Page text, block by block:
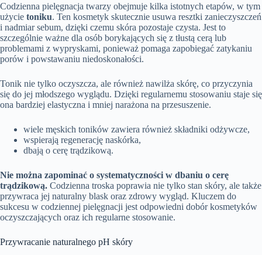
Codzienna pielęgnacja twarzy obejmuje kilka istotnych etapów, w tym
użycie toniku. Ten kosmetyk skutecznie usuwa resztki zanieczyszczeń
i nadmiar sebum, dzięki czemu skóra pozostaje czysta. Jest to
szczególnie ważne dla osób borykających się z tłustą cerą lub
problemami z wypryskami, ponieważ pomaga zapobiegać zatykaniu
porów i powstawaniu niedoskonałości.
Tonik nie tylko oczyszcza, ale również nawilża skórę, co przyczynia
się do jej młodszego wyglądu. Dzięki regularnemu stosowaniu staje się
ona bardziej elastyczna i mniej narażona na przesuszenie.
wiele męskich toników zawiera również składniki odżywcze,
wspierają regenerację naskórka,
dbają o cerę trądzikową.
Nie można zapominać o systematyczności w dbaniu o cerę
trądzikową. Codzienna troska poprawia nie tylko stan skóry, ale także
przywraca jej naturalny blask oraz zdrowy wygląd. Kluczem do
sukcesu w codziennej pielęgnacji jest odpowiedni dobór kosmetyków
oczyszczających oraz ich regularne stosowanie.
Przywracanie naturalnego pH skóry